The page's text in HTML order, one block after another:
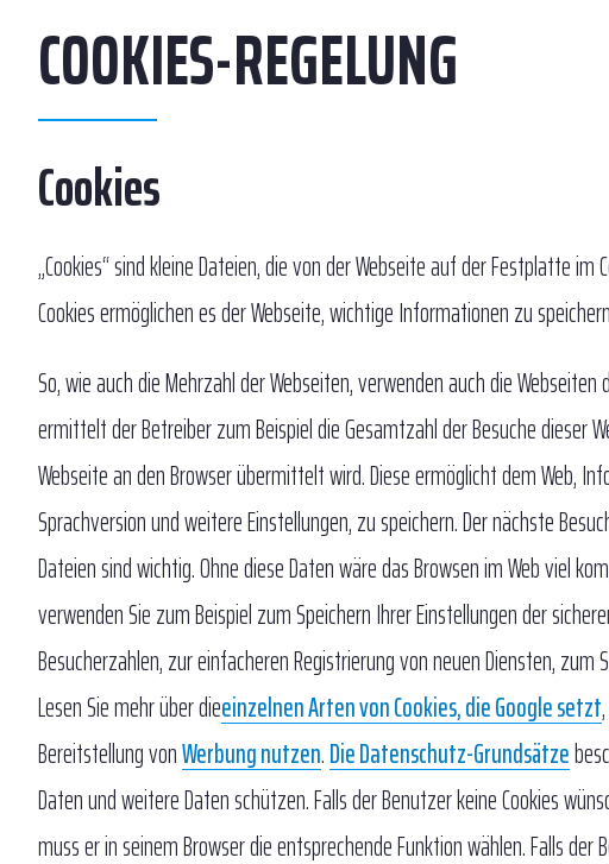
COOKIES-REGELUNG
Cookies
„Cookies“ sind kleine Dateien, die von der Webseite auf der Festplatte
Cookies ermöglichen es der Webseite, wichtige Informationen zu
So, wie auch die Mehrzahl der Webseiten, verwenden auch die
ermittelt der Betreiber zum Beispiel die Gesamtzahl der Besuche dieser
Webseite an den Browser übermittelt wird. Diese ermöglicht dem Web,
Sprachversion und weitere Einstellungen, zu speichern. Der nächste
Dateien sind wichtig. Ohne diese Daten wäre das Browsen im Web viel
verwenden Sie zum Beispiel zum Speichern Ihrer Einstellungen der
Besucherzahlen, zur einfacheren Registrierung von neuen Diensten,
Lesen Sie mehr über dieeinzelnen Arten von Cookies, die Google setzt
Bereitstellung vonWerbung nutzen.Die Datenschutz-Grundsätze
Daten und weitere Daten schützen. Falls der Benutzer keine Cookies
muss er in seinem Browser die entsprechende Funktion wählen. Falls